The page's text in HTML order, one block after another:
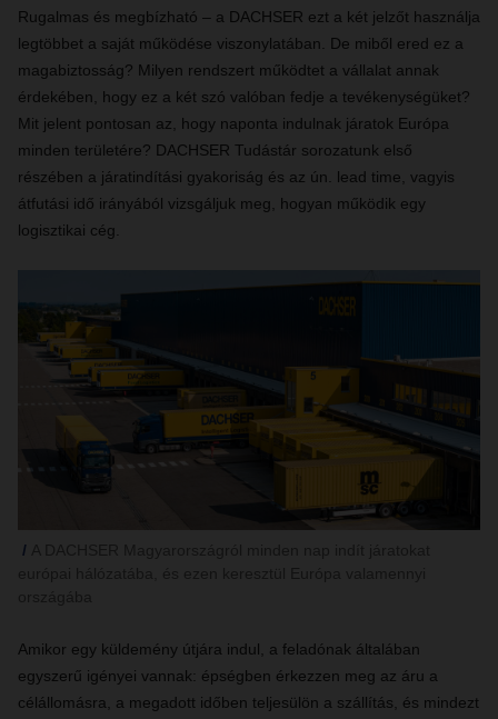
Rugalmas és megbízható – a DACHSER ezt a két jelzőt használja
legtöbbet a saját működése viszonylatában. De miből ered ez a
magabiztosság? Milyen rendszert működtet a vállalat annak
érdekében, hogy ez a két szó valóban fedje a tevékenységüket?
Mit jelent pontosan az, hogy naponta indulnak járatok Európa
minden területére? DACHSER Tudástár sorozatunk első
részében a járatindítási gyakoriság és az ún. lead time, vagyis
átfutási idő irányából vizsgáljuk meg, hogyan működik egy
logisztikai cég.
Amikor egy küldemény útjára indul, a feladónak általában
egyszerű igényei vannak: épségben érkezzen meg az áru a
célállomásra, a megadott időben teljesülön a szállítás, és mindezt